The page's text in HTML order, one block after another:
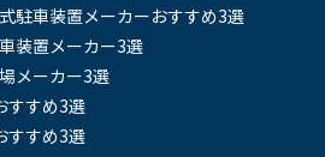
駐車装置メーカーおすすめ3選
装置メーカー3選
メーカー3選
すすめ3選
すすめ3選